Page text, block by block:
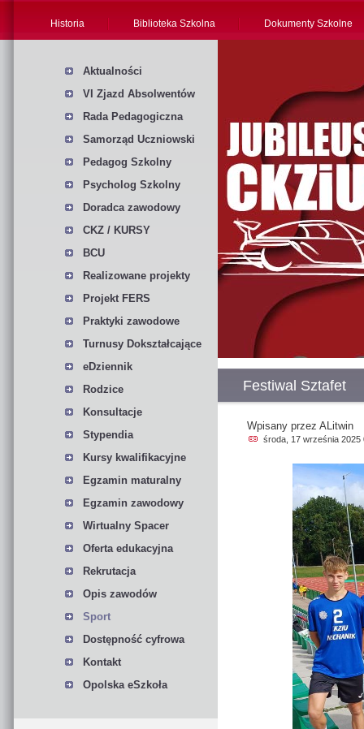
Historia Biblioteka Szkolna Dokumenty Szkolne
Aktualności
VI Zjazd Absolwentów
Rada Pedagogiczna
Samorząd Uczniowski
Pedagog Szkolny
Psycholog Szkolny
Doradca zawodowy
CKZ / KURSY
BCU
Realizowane projekty
Projekt FERS
Praktyki zawodowe
Turnusy Dokształcające
eDziennik
Rodzice
Konsultacje
Stypendia
Kursy kwalifikacyjne
Egzamin maturalny
Egzamin zawodowy
Wirtualny Spacer
Oferta edukacyjna
Rekrutacja
Opis zawodów
Sport
Dostępność cyfrowa
Kontakt
Opolska eSzkoła
Festiwal Sztafet
Wpisany przez ALitwin
środa, 17 września 2025